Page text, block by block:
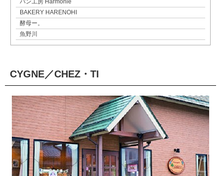
パン工房 Harmonie
BAKERY HARENOHI
酵母ー。
魚野川
CYGNE／CHEZ・TI